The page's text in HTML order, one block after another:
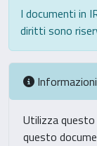
I documenti in
diritti sono
Informazioni
Utilizza
questo